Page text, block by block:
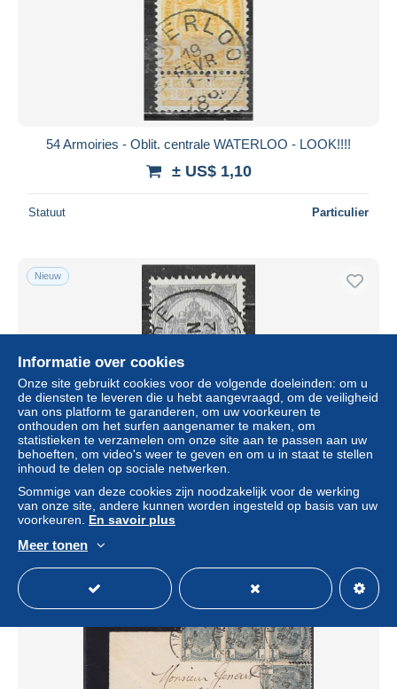
54 Armoiries - Oblit. centrale WATERLOO - LOOK!!!!
± US$ 1,10
Statuut Particulier
Nieuw
53 Armoiries - Bonne valeur - Oblit. centrale WAVRE -
LOOK!!!!
± US$ 0,87
Statuut
Nieuw
Informatie over cookies
Onze site gebruikt cookies voor de volgende doeleinden: om u
de diensten te leveren die u hebt aangevraagd, om de veiligheid
van ons platform te garanderen, om uw voorkeuren te
onthouden om het surfen aangenamer te maken, om
statistieken te verzamelen om onze site aan te passen aan uw
behoeften, om video's weer te geven en om u in staat te stellen
inhoud te delen op sociale netwerken.
Sommige van deze cookies zijn noodzakelijk voor de werking
van onze site, andere kunnen worden ingesteld op basis van uw
voorkeuren. En savoir plus
Meer tonen